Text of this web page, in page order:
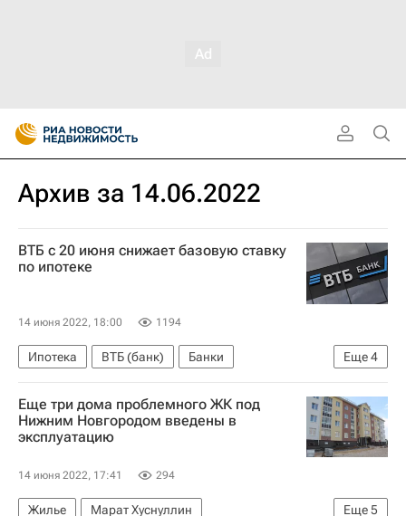
Архив за 14.06.2022
ВТБ с 20 июня снижает базовую ставку
по ипотеке
14 июня 2022, 18:00 1194
Еще4
Ипотека ВТБ (банк)
Банки
Анатолий Печатников
Россия
Сбербанк России
Центральный Банк РФ (ЦБ РФ)
Еще три дома проблемного ЖК под
Нижним Новгородом введены в
эксплуатацию
14 июня 2022, 17:41 294
Еще5
Жилье
Марат Хуснуллин